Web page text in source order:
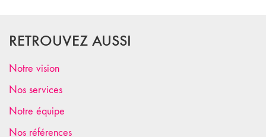
RETROUVEZ AUSSI
Notre vision
Nos services
Notre équipe
Nos références